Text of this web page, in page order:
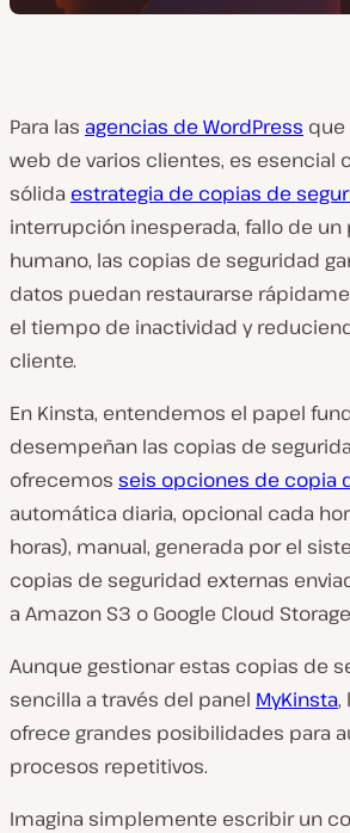
Para las agencias de WordPress que
web de varios clientes, es esencial
sólida estrategia de copias de
interrupción inesperada, fallo de un
humano, las copias de seguridad
datos puedan restaurarse
el tiempo de inactividad y
cliente.
En Kinsta, entendemos el papel
desempeñan las copias de
ofrecemos seis opciones de copia
automática diaria, opcional cada
horas), manual, generada por el
copias de seguridad externas
a Amazon S3 o Google Cloud
Aunque gestionar estas copias de
sencilla a través del panel MyKinsta,
ofrece grandes posibilidades para
procesos repetitivos.
Imagina simplemente escribir un